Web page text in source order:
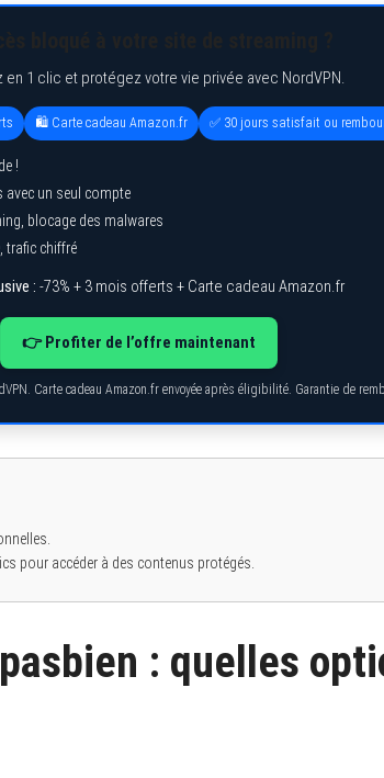
en 1 clic et protégez votre vie privée avec NordVPN.
🛍️ Carte cadeau Amazon.fr ✅ 30 jours satisfait ou
!
avec un seul compte
blocage des malwares
trafic chiffré
: -73% + 3 mois offerts + Carte cadeau Amazon.fr
👉 Profiter de l’offre maintenant
Carte cadeau Amazon.fr envoyée après éligibilité. Garantie de
pour accéder à des contenus protégés.
: quelles